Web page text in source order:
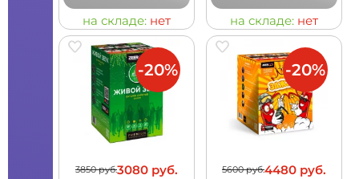
на складе: нет на складе: нет
3850 руб.3080 руб.
-20%
5600 руб.4480 руб.
-20%